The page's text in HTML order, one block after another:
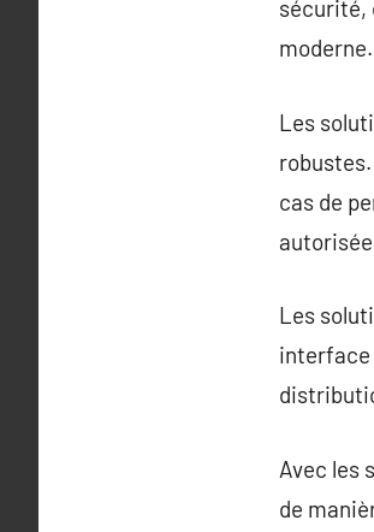
sécurité,
moderne.
Les
cas de
Les
interface
Avec les
de